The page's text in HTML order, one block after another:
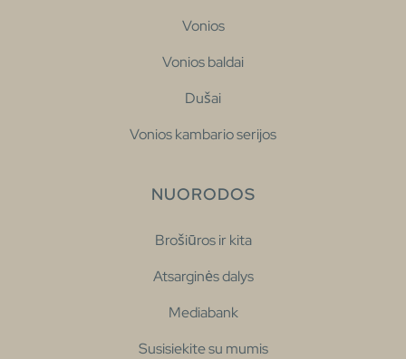
Vonios
Vonios baldai
Dušai
Vonios kambario serijos
NUORODOS
Brošiūros ir kita
Atsarginės dalys
Mediabank
Susisiekite su mumis